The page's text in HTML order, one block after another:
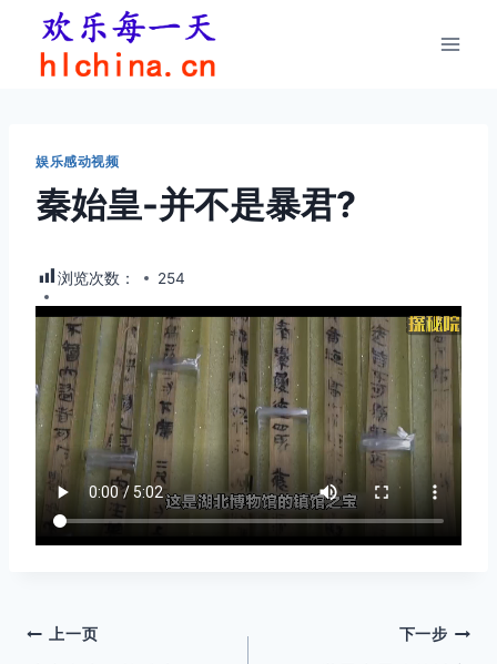
娱乐感动视频
秦始皇-并不是暴君?
浏览次数： 254
文上一页 下一步